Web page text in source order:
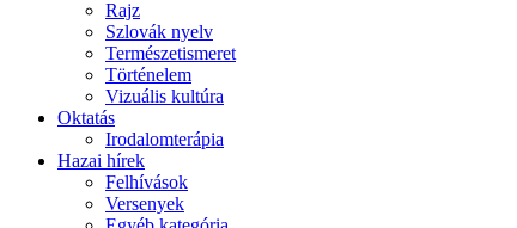
Rajz
Szlovák nyelv
Természetismeret
Történelem
Vizuális kultúra
Oktatás
Irodalomterápia
Hazai hírek
Felhívások
Versenyek